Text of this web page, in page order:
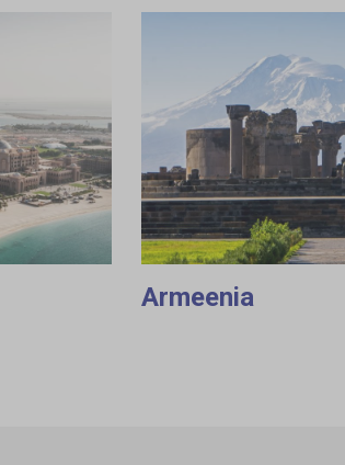
Armeenia